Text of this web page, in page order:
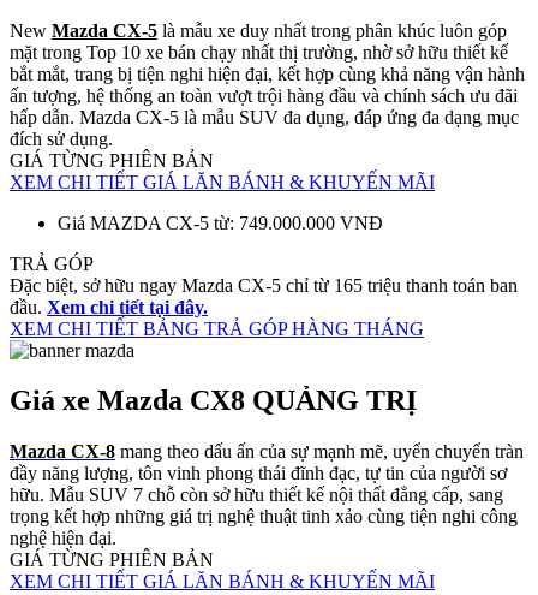
New Mazda CX-5 là mẫu xe duy nhất trong phân khúc luôn góp
mặt trong Top 10 xe bán chạy nhất thị trường, nhờ sở hữu thiết kế
bắt mắt, trang bị tiện nghi hiện đại, kết hợp cùng khả năng vận hành
ấn tượng, hệ thống an toàn vượt trội hàng đầu và chính sách ưu đãi
hấp dẫn. Mazda CX-5 là mẫu SUV đa dụng, đáp ứng đa dạng mục
đích sử dụng.
GIÁ TỪNG PHIÊN BẢN
XEM CHI TIẾT GIÁ LĂN BÁNH & KHUYẾN MÃI
Giá MAZDA CX-5 từ: 749.000.000 VNĐ
TRẢ GÓP
Đặc biệt, sở hữu ngay Mazda CX-5 chỉ từ 165 triệu thanh toán ban
đầu. Xem chi tiết tại đây.
XEM CHI TIẾT BẢNG TRẢ GÓP HÀNG THÁNG
Giá xe Mazda CX8 QUẢNG TRỊ
Mazda CX-8 mang theo dấu ấn của sự mạnh mẽ, uyển chuyển tràn
đầy năng lượng, tôn vinh phong thái đĩnh đạc, tự tin của người sơ
hữu. Mẫu SUV 7 chỗ còn sở hữu thiết kế nội thất đẳng cấp, sang
trọng kết hợp những giá trị nghệ thuật tinh xảo cùng tiện nghi công
nghệ hiện đại.
GIÁ TỪNG PHIÊN BẢN
XEM CHI TIẾT GIÁ LĂN BÁNH & KHUYẾN MÃI